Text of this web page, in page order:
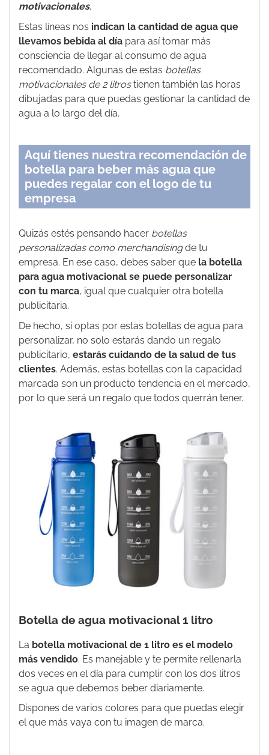
motivacionales.
Estas líneas nos indican la cantidad de agua que
llevamos bebida al día para así tomar más
consciencia de llegar al consumo de agua
recomendado. Algunas de estas botellas
motivacionales de 2 litrostienen también las horas
dibujadas para que puedas gestionar la cantidad de
agua a lo largo del día.
Aquí tienes nuestra recomendación de
botella para beber más agua que
puedes regalar con el logo de tu
empresa
Quizás estés pensando hacer botellas
personalizadas como merchandisingde tu
empresa. En ese caso, debes saber que la botella
para agua motivacional se puede personalizar
con tu marca, igual que cualquier otra botella
publicitaria.
De hecho, si optas por estas botellas de agua para
personalizar, no solo estarás dando un regalo
publicitario, estarás cuidando de la salud de tus
clientes. Además, estas botellas con la capacidad
marcada son un producto tendencia en el mercado,
por lo que será un regalo que todos querrán tener.
Botella de agua motivacional 1 litro
La botella motivacional de 1 litro es el modelo
más vendido. Es manejable y te permite rellenarla
dos veces en el día para cumplir con los dos litros
se agua que debemos beber diariamente.
Dispones de varios colores para que puedas elegir
el que más vaya con tu imagen de marca.